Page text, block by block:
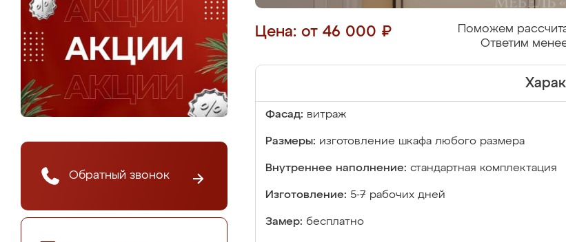
Обратный звонок
Цена: от 46 000 ₽
Поможем
Ответим
Фасад: витраж
Размеры: изготовление шкафа любого размера
Внутреннее наполнение: стандартная комплектация
Изготовление: 5-7 рабочих дней
Замер: бесплатно